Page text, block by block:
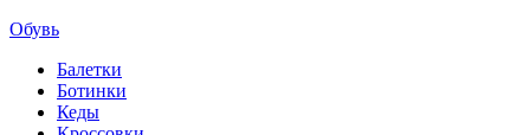
Обувь
Балетки
Ботинки
Кеды